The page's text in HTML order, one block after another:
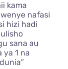
kama
nafasi
hizi hadi
sana au
1 na